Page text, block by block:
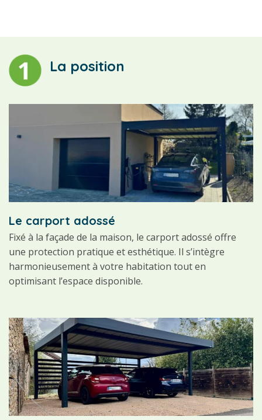
La position
Le carport adossé
Fixé à la façade de la maison, le carport adossé offre
une protection pratique et esthétique. Il s’intègre
harmonieusement à votre habitation tout en
optimisant l’espace disponible.